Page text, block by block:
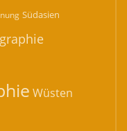
Südasien
Wüsten